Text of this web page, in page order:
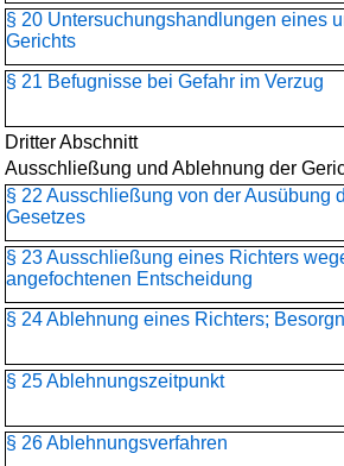
§ 20 Untersuchungshandlungen eines
Gerichts
§ 21 Befugnisse bei Gefahr im Verzug
Dritter Abschnitt
Ausschließung und Ablehnung der
§ 22 Ausschließung von der Ausübung
Gesetzes
§ 23 Ausschließung eines Richters
angefochtenen Entscheidung
§ 24 Ablehnung eines Richters;
§ 25 Ablehnungszeitpunkt
§ 26 Ablehnungsverfahren